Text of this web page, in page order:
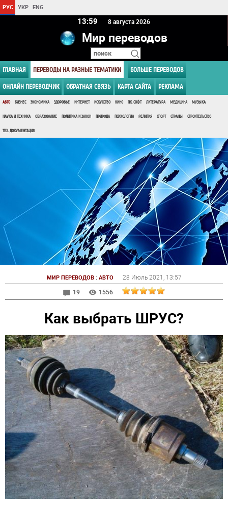
РУС УКР ENG
13 59 8 августа 2026
Мир переводов
ГЛАВНАЯ ПЕРЕВОДЫ НА РАЗНЫЕ ТЕМАТИКИ БОЛЬШЕ ПЕРЕВОДОВ
ОНЛАЙН ПЕРЕВОДЧИК ОБРАТНАЯ СВЯЗЬ КАРТА САЙТА РЕКЛАМА
АВТО БИЗНЕС ЭКОНОМИКА ЗДОРОВЬЕ ИНТЕРНЕТ ИСКУССТВО КИНО ПК, СОФТ ЛИТЕРАТУРА МЕДИЦИНА МУЗЫКА
НАУКА И ТЕХНИКА ОБРАЗОВАНИЕ ПОЛИТИКА И ЗАКОН ПРИРОДА ПСИХОЛОГИЯ РЕЛИГИЯ СПОРТ СТРАНЫ СТРОИТЕЛЬСТВО
ТЕХ. ДОКУМЕНТАЦИЯ
МИР ПЕРЕВОДОВ: АВТО 28 Июль 2021 , 13:57
19
1556
Как выбрать ШРУС?